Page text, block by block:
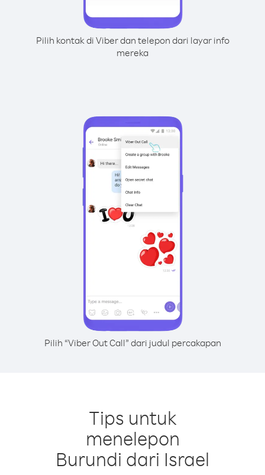
Pilih kontak di Viber dan telepon dari layar info
mereka
Pilih “Viber Out Call” dari judul percakapan
Tips untuk
menelepon
Burundi dari Israel